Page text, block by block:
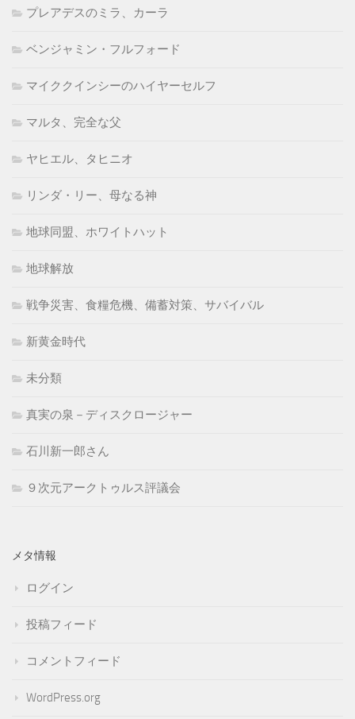
プレアデスのミラ、カーラ
ベンジャミン・フルフォード
マイククインシーのハイヤーセルフ
マルタ、完全な父
ヤヒエル、タヒニオ
リンダ・リー、母なる神
地球同盟、ホワイトハット
地球解放
戦争災害、食糧危機、備蓄対策、サバイバル
新黄金時代
未分類
真実の泉－ディスクロージャー
石川新一郎さん
９次元アークトゥルス評議会
メタ情報
ログイン
投稿フィード
コメントフィード
WordPress.org